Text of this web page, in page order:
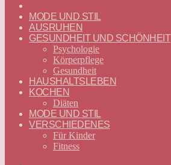
—
DEUTSCH
MODE UND STIL
AUSRUHEN
GESUNDHEIT UND SCHÖNHEIT
Psychologie
Körperpflege
Gesundheit
HAUSHALTSLEBEN
KOCHEN
Diäten
MODE UND STIL
VERSCHIEDENES
Für Kinder
Fitness